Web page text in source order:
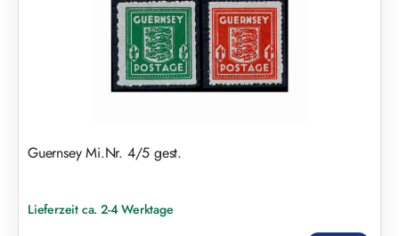
Guernsey Mi.Nr. 4/5 gest.
Lieferzeit ca. 2-4 Werktage